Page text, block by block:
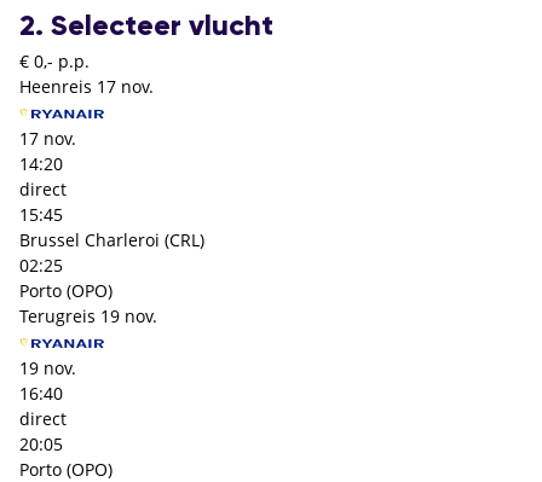
2. Selecteer vlucht
€ 0,- p.p.
Heenreis 17 nov.
17 nov.
14:20
direct
15:45
Brussel Charleroi (CRL)
02:25
Porto (OPO)
Terugreis 19 nov.
19 nov.
16:40
direct
20:05
Porto (OPO)